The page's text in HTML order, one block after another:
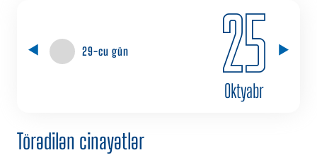
29-cu gün 25
Oktyabr
Törədilən cinayətlər